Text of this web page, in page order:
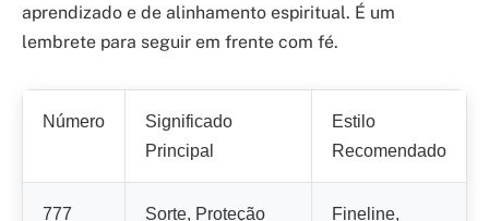
aprendizado e de alinhamento espiritual. É um
lembrete para seguir em frente com fé.
Número
Significado
Principal
Estilo
Recomendado
777
Sorte, Proteção
Fineline,